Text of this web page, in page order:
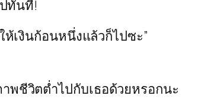
ทันที!
เงินก้อนหนึ่งแล้วก็ไปซะ”
พชีวิตต่ำไปกับเธอด้วยหรอกนะ